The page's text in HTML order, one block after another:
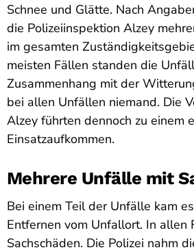
Schnee und Glätte. Nach
die Polizeiinspektion Alzey
im gesamten
meisten Fällen standen die
Zusammenhang mit der
bei allen Unfällen niemand. Die
Alzey führten dennoch zu einem
Einsatzaufkommen.
Mehrere Unfälle mit
Bei einem Teil der Unfälle kam
Entfernen vom Unfallort. In allen
Sachschäden. Die Polizei nahm